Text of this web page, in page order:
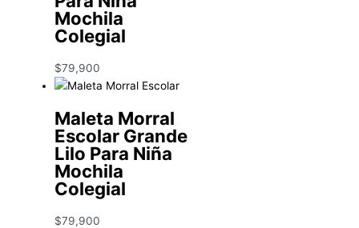
Mochila
Colegial
$79,900
Maleta Morral
Escolar Grande
Lilo Para Niña
Mochila
Colegial
$79,900